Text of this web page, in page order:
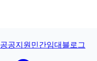
공공지원민간임대 블로그